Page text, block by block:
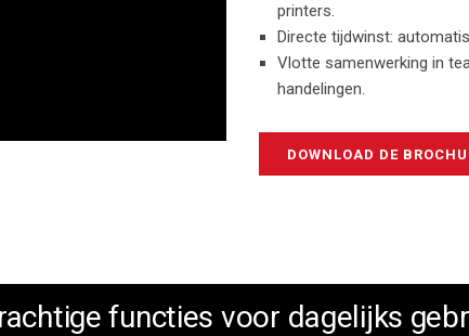
printers.
Directe tijdwinst:
Vlotte samenwerking in
handelingen.
DOWNLOAD DE
functies voor dagelijks